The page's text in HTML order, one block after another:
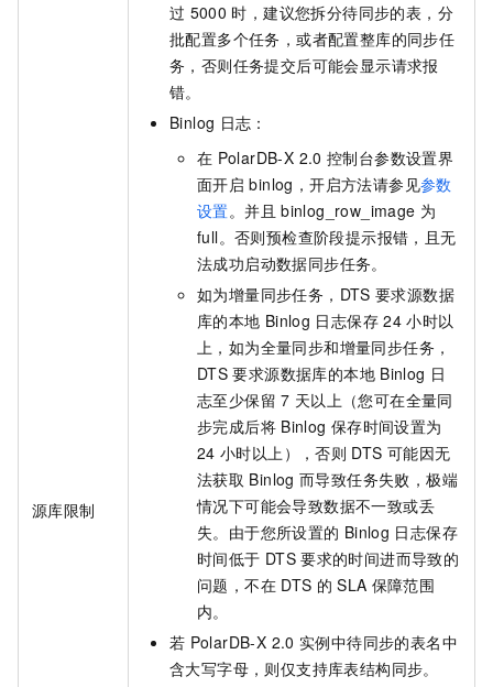
源库限制
过 5000 时，建议您拆分待同步的表，分
批配置多个任务，或者配置整库的同步任
务，否则任务提交后可能会显示请求报
错。
Binlog 日志：
在 PolarDB-X 2.0 控制台参数设置界
面开启 binlog，开启方法请参见参数
设置。并且 binlog_row_image 为
full。否则预检查阶段提示报错，且无
法成功启动数据同步任务。
如为增量同步任务，DTS 要求源数据
库的本地 Binlog 日志保存 24 小时以
上，如为全量同步和增量同步任务，
DTS 要求源数据库的本地 Binlog 日
志至少保留 7 天以上（您可在全量同
步完成后将 Binlog 保存时间设置为
24 小时以上），否则 DTS 可能因无
法获取 Binlog 而导致任务失败，极端
情况下可能会导致数据不一致或丢
失。由于您所设置的 Binlog 日志保存
时间低于 DTS 要求的时间进而导致的
问题，不在 DTS 的 SLA 保障范围
内。
若 PolarDB-X 2.0 实例中待同步的表名中
含大写字母，则仅支持库表结构同步。